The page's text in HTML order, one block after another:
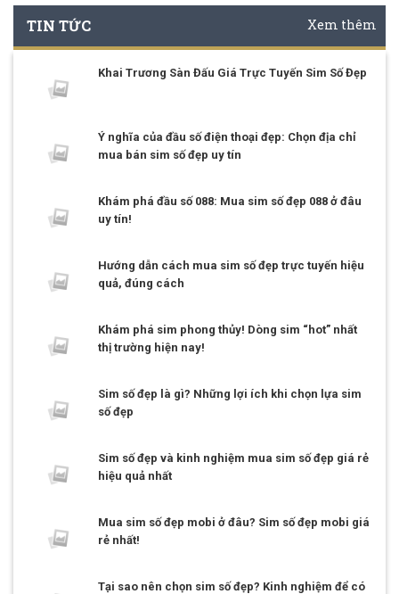
TIN TỨC Xem thêm
Khai Trương Sàn Đấu Giá Trực Tuyến Sim Số Đẹp
Ý nghĩa của đầu số điện thoại đẹp: Chọn địa chỉ
mua bán sim số đẹp uy tín
Khám phá đầu số 088: Mua sim số đẹp 088 ở đâu
uy tín!
Hướng dẫn cách mua sim số đẹp trực tuyến hiệu
quả, đúng cách
Khám phá sim phong thủy! Dòng sim “hot” nhất
thị trường hiện nay!
Sim số đẹp là gì? Những lợi ích khi chọn lựa sim
số đẹp
Sim số đẹp và kinh nghiệm mua sim số đẹp giá rẻ
hiệu quả nhất
Mua sim số đẹp mobi ở đâu? Sim số đẹp mobi giá
rẻ nhất!
Tại sao nên chọn sim số đẹp? Kinh nghiệm để có